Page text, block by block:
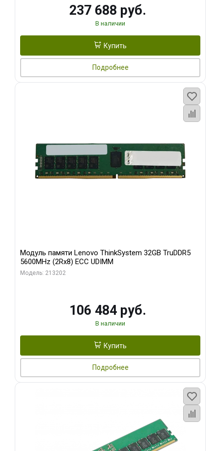
237 688 руб.
В наличии
Купить
Подробнее
Модуль памяти Lenovo ThinkSystem 32GB TruDDR5
5600MHz (2Rx8) ECC UDIMM
Модель: 213202
106 484 руб.
В наличии
Купить
Подробнее